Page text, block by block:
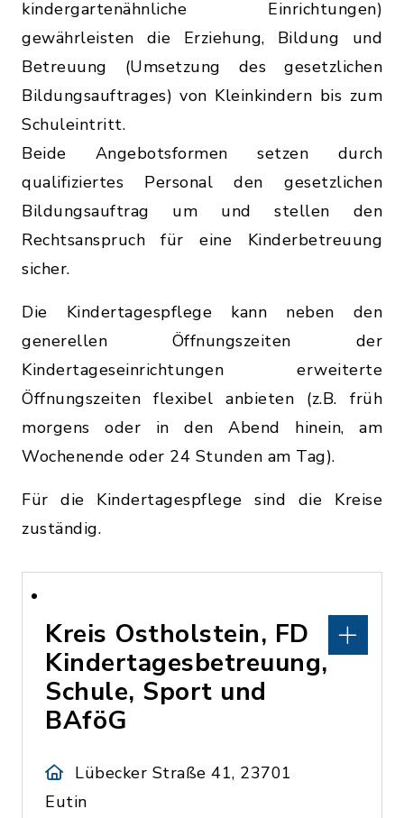
kindergartenähnliche Einrichtungen)
gewährleisten die Erziehung, Bildung und
Betreuung (Umsetzung des gesetzlichen
Bildungsauftrages) von Kleinkindern bis zum
Schuleintritt.
Beide Angebotsformen setzen durch
qualifiziertes Personal den gesetzlichen
Bildungsauftrag um und stellen den
Rechtsanspruch für eine Kinderbetreuung
sicher.
Die Kindertagespflege kann neben den
generellen Öffnungszeiten der
Kindertageseinrichtungen erweiterte
Öffnungszeiten flexibel anbieten (z.B. früh
morgens oder in den Abend hinein, am
Wochenende oder 24 Stunden am Tag).
Für die Kindertagespflege sind die Kreise
zuständig.
Kreis Ostholstein, FD
Kindertagesbetreuung,
Schule, Sport und
BAföG
Lübecker Straße 41, 23701
Eutin